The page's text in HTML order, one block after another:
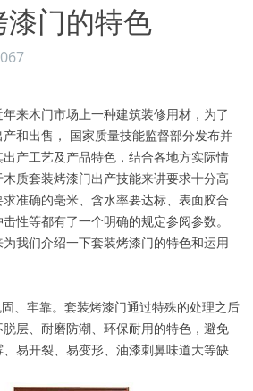
门的特色
木门市场上一种建筑装修用材，为了
和出售， 国家质量技能监督部分发布并
产工艺及产品特色，结合各地方实际情
质套装烤漆门出产技能来讲要求十分高
准确的毫米、含水率要达标、表面胶合
性等都有了一个明确的规定参阅参数。
为我们介绍一下套装烤漆门的特色和运用
牢靠。套装烤漆门通过特殊的处理之后
层、耐磨防潮、环保耐用的特色，避免
易开裂、易变形、油漆刺鼻味道大等缺